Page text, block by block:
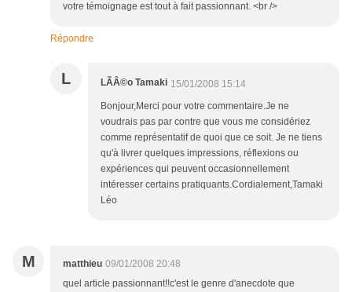
votre témoignage est tout à fait passionnant. <br />
Répondre
L LÃÂ©o Tamaki 15/01/2008 15:14
Bonjour,Merci pour votre commentaire.Je ne
voudrais pas par contre que vous me considériez
comme représentatif de quoi que ce soit. Je ne tiens
qu'à livrer quelques impressions, réflexions ou
expériences qui peuvent occasionnellement
intéresser certains pratiquants.Cordialement,Tamaki
Léo
M matthieu 09/01/2008 20:48
quel article passionnant!!c'est le genre d'anecdote que